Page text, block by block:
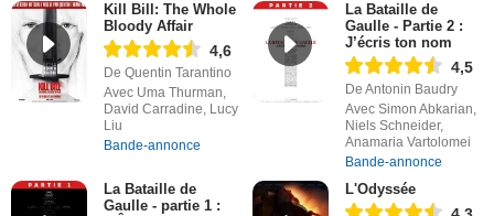
Kill Bill: The Whole
Bloody Affair
4,6
De Quentin Tarantino
Avec Uma Thurman,
David Carradine, Lucy
Liu
Bande-annonce
La Bataille de
Gaulle - Partie 2 :
J’écris ton nom
4,5
De Antonin Baudry
Avec Simon Abkarian,
Niels Schneider,
Anamaria Vartolomei
Bande-annonce
La Bataille de
Gaulle - partie 1 :
L'Odyssée